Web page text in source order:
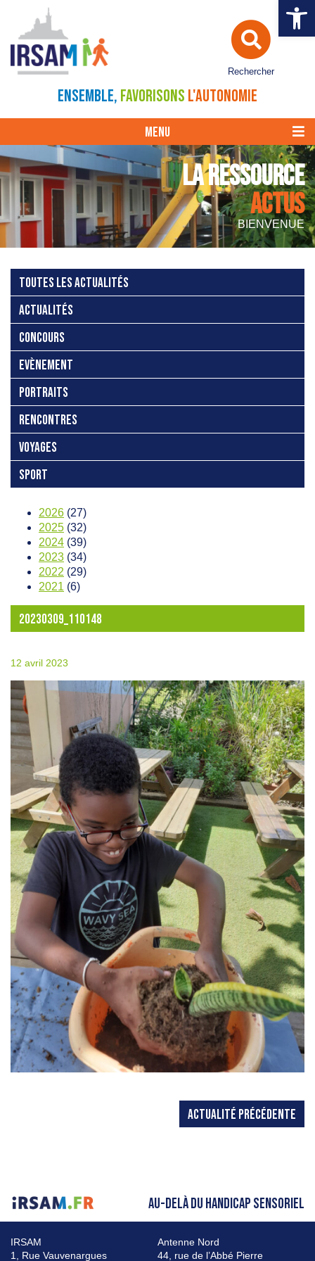
Ouvrir
Rechercher
ENSEMBLE, FAVORISONS L'AUTONOMIE
MENU
LA RESSOURCE
ACTUS
BIENVENUE
TOUTES LES ACTUALITÉS
ACTUALITÉS
CONCOURS
EVÈNEMENT
PORTRAITS
RENCONTRES
VOYAGES
SPORT
2026 (27)
2025 (32)
2024 (39)
2023 (34)
2022 (29)
2021 (6)
20230309_110148
12 avril 2023
ACTUALITÉ PRÉCÉDENTE
AU-DELÀ DU HANDICAP SENSORIEL
IRSAM
1, Rue Vauvenargues
Antenne Nord
44, rue de l’Abbé Pierre